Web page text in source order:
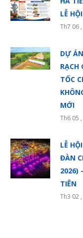
LỄ HỘI
Th7 06
DỰ
RẠCH
TỐC
MỚI
Th6 05
LỄ
ĐÀN
2026)
TIÊN
Th3 02